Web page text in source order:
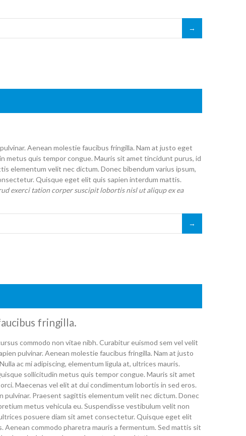
Aenean molestie faucibus fringilla. Nam at justo eget
metus quis tempor congue. Mauris sit amet tincidunt purus, id
elementum velit nec dictum. Donec bibendum varius ipsum,
Quisque eget elit quis sapien interdum mattis.
exerci tation corper suscipit lobortis nisl ut aliqup ex ea
fringilla.
commodo non vitae nibh. Curabitur euismod sem vel velit
pulvinar. Aenean molestie faucibus fringilla. Nam at justo
ac mi adipiscing, elementum ligula at, ultrices mauris.
sollicitudin metus quis tempor congue. Mauris sit amet
Maecenas vel elit at dui condimentum lobortis in sed eros.
pulvinar. Praesent sagittis elementum velit nec dictum. Donec
metus vehicula eu. Suspendisse vestibulum velit non
posuere diam sit amet consectetur. Quisque eget elit
Aenean commodo pharetra mauris a fermentum. Sed mattis sit